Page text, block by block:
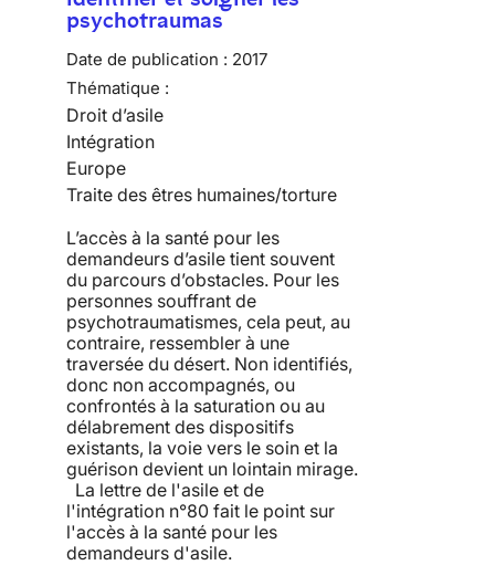
psychotraumas
Date de publication : 2017
Thématique :
Droit d’asile
Intégration
Europe
Traite des êtres humaines/torture
L’accès à la santé pour les
demandeurs d’asile tient souvent
du parcours d’obstacles. Pour les
personnes souffrant de
psychotraumatismes, cela peut, au
contraire, ressembler à une
traversée du désert. Non identifiés,
donc non accompagnés, ou
confrontés à la saturation ou au
délabrement des dispositifs
existants, la voie vers le soin et la
guérison devient un lointain mirage.
La lettre de l'asile et de
l'intégration n°80 fait le point sur
l'accès à la santé pour les
demandeurs d'asile.